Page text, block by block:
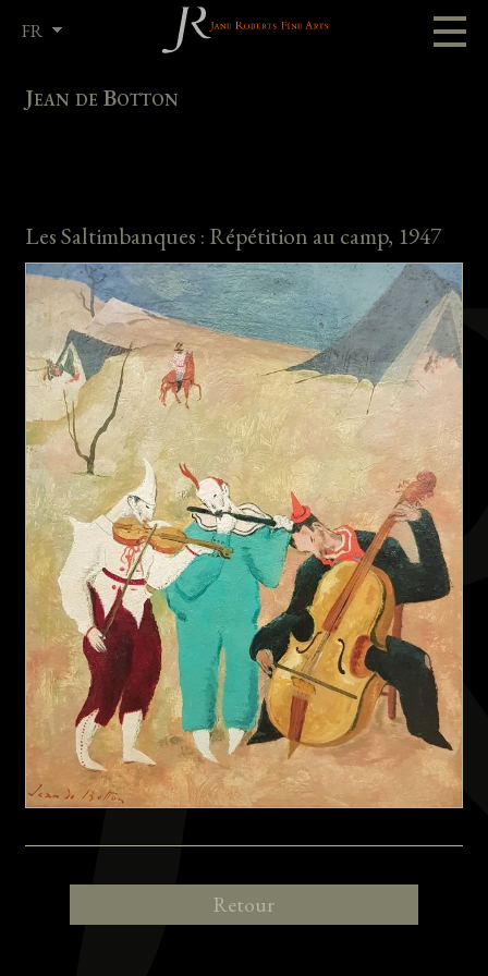
FR
Jean de Botton
Les Saltimbanques : Répétition au camp, 1947
Retour